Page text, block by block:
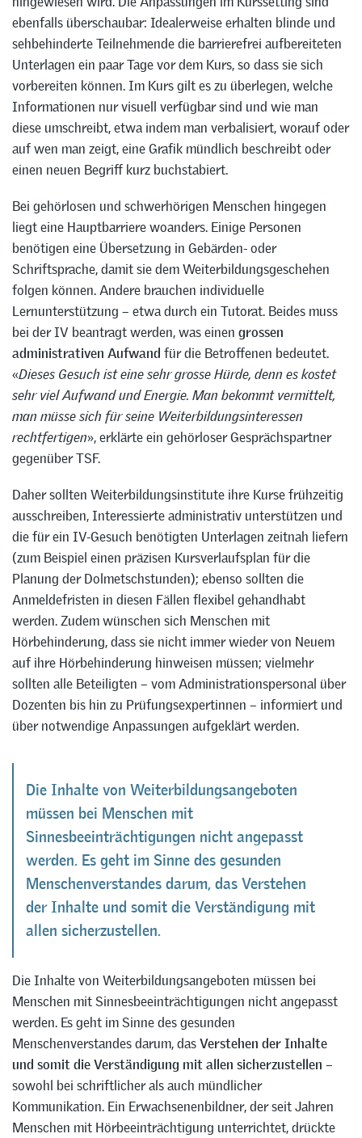
ebenfalls überschaubar: Idealerweise erhalten blinde und
sehbehinderte Teilnehmende die barrierefrei aufbereiteten
Unterlagen ein paar Tage vor dem Kurs, so dass sie sich
vorbereiten können. Im Kurs gilt es zu überlegen, welche
Informationen nur visuell verfügbar sind und wie man
diese umschreibt, etwa indem man verbalisiert, worauf oder
auf wen man zeigt, eine Grafik mündlich beschreibt oder
einen neuen Begriff kurz buchstabiert.
Bei gehörlosen und schwerhörigen Menschen hingegen
liegt eine Hauptbarriere woanders. Einige Personen
benötigen eine Übersetzung in Gebärden- oder
Schriftsprache, damit sie dem Weiterbildungsgeschehen
folgen können. Andere brauchen individuelle
Lernunterstützung – etwa durch ein Tutorat. Beides muss
bei der IV beantragt werden, was einen grossen
administrativen Aufwand für die Betroffenen bedeutet.
«Dieses Gesuch ist eine sehr grosse Hürde, denn es kostet
sehr viel Aufwand und Energie. Man bekommt vermittelt,
man müsse sich für seine Weiterbildungsinteressen
rechtfertigen», erklärte ein gehörloser Gesprächspartner
gegenüber TSF.
Daher sollten Weiterbildungsinstitute ihre Kurse frühzeitig
ausschreiben, Interessierte administrativ unterstützen und
die für ein IV-Gesuch benötigten Unterlagen zeitnah liefern
(zum Beispiel einen präzisen Kursverlaufsplan für die
Planung der Dolmetschstunden); ebenso sollten die
Anmeldefristen in diesen Fällen flexibel gehandhabt
werden. Zudem wünschen sich Menschen mit
Hörbehinderung, dass sie nicht immer wieder von Neuem
auf ihre Hörbehinderung hinweisen müssen; vielmehr
sollten alle Beteiligten – vom Administrationspersonal über
Dozenten bis hin zu Prüfungsexpertinnen – informiert und
über notwendige Anpassungen aufgeklärt werden.
Die Inhalte von Weiterbildungsangeboten
müssen bei Menschen mit
Sinnesbeeinträchtigungen nicht angepasst
werden. Es geht im Sinne des gesunden
Menschenverstandes darum, das Verstehen
der Inhalte und somit die Verständigung mit
allen sicherzustellen.
Die Inhalte von Weiterbildungsangeboten müssen bei
Menschen mit Sinnesbeeinträchtigungen nicht angepasst
werden. Es geht im Sinne des gesunden
Menschenverstandes darum, dasVerstehen der Inhalte
und somit die Verständigung mit allen sicherzustellen –
sowohl bei schriftlicher als auch mündlicher
Kommunikation. Ein Erwachsenenbildner, der seit Jahren
Menschen mit Hörbeeinträchtigung unterrichtet, drückte